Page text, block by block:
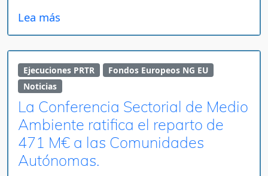
Lea más
Ejecuciones PRTR
Fondos Europeos NG EU
Noticias
La Conferencia Sectorial de Medio
Ambiente ratifica el reparto de
471 M€ a las Comunidades
Autónomas.